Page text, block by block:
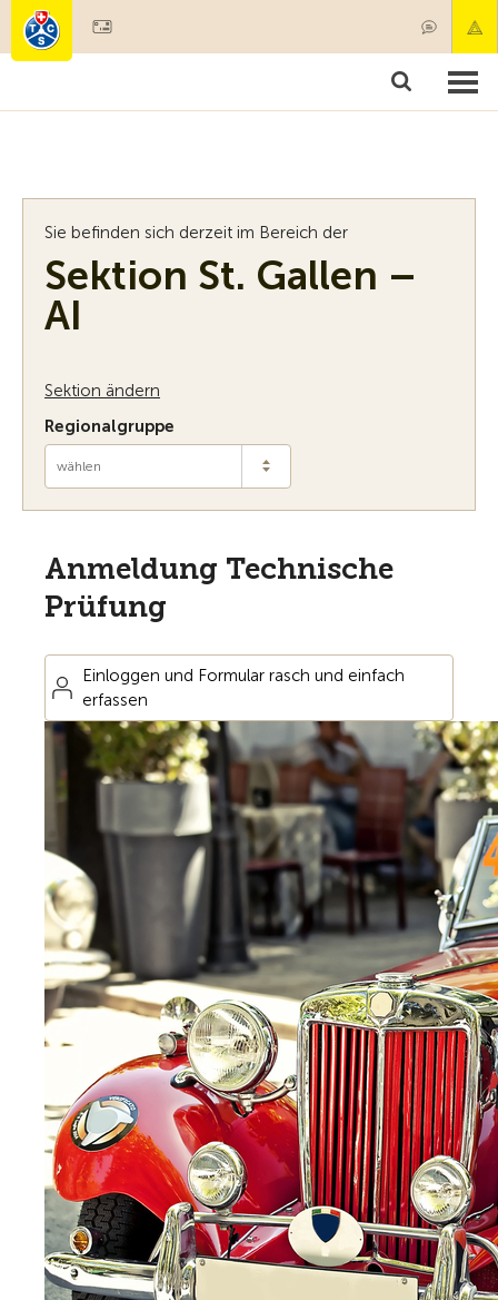
Sie befinden sich derzeit im Bereich der
Sektion St. Gallen –
AI
Sektion ändern
Regionalgruppe
wählen
Anmeldung Technische
Prüfung
Einloggen und Formular rasch und einfach
erfassen